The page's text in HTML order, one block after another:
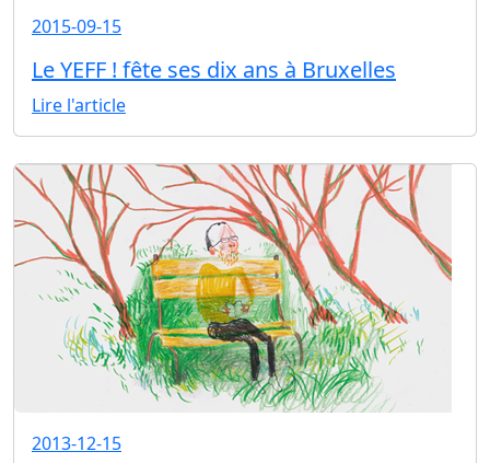
2015-09-15
Le YEFF ! fête ses dix ans à Bruxelles
Lire l'article
2013-12-15